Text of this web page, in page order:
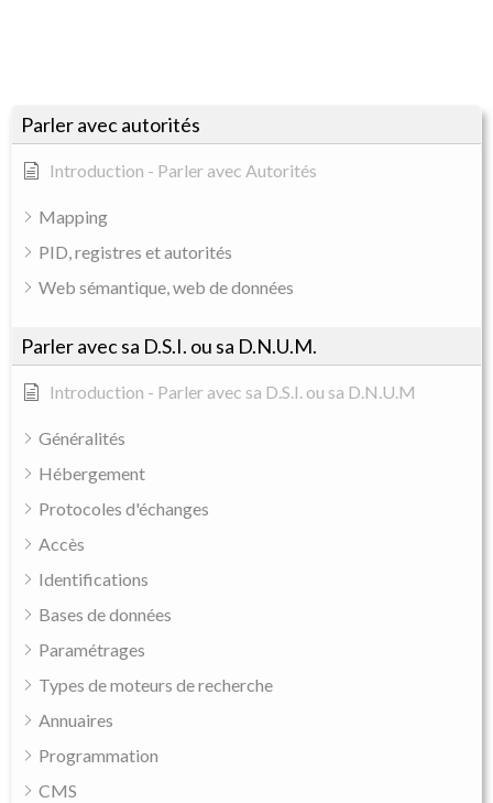
Parler avec autorités
Introduction - Parler avec Autorités
Mapping
PID, registres et autorités
Web sémantique, web de données
Parler avec sa D.S.I. ou sa D.N.U.M.
Introduction - Parler avec sa D.S.I. ou sa D.N.U.M
Généralités
Hébergement
Protocoles d'échanges
Accès
Identifications
Bases de données
Paramétrages
Types de moteurs de recherche
Annuaires
Programmation
CMS